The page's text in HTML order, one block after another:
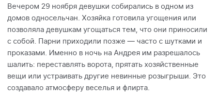
Вечером 29 ноября девушки собирались в одном из
домов односельчан. Хозяйка готовила угощения или
позволяла девушкам угощаться тем, что они приносили
с собой. Парни приходили позже — часто с шутками и
проказами. Именно в ночь на Андрея им разрешалось
шалить: переставлять ворота, прятать хозяйственные
вещи или устраивать другие невинные розыгрыши. Это
создавалo атмосферу веселья и флирта.